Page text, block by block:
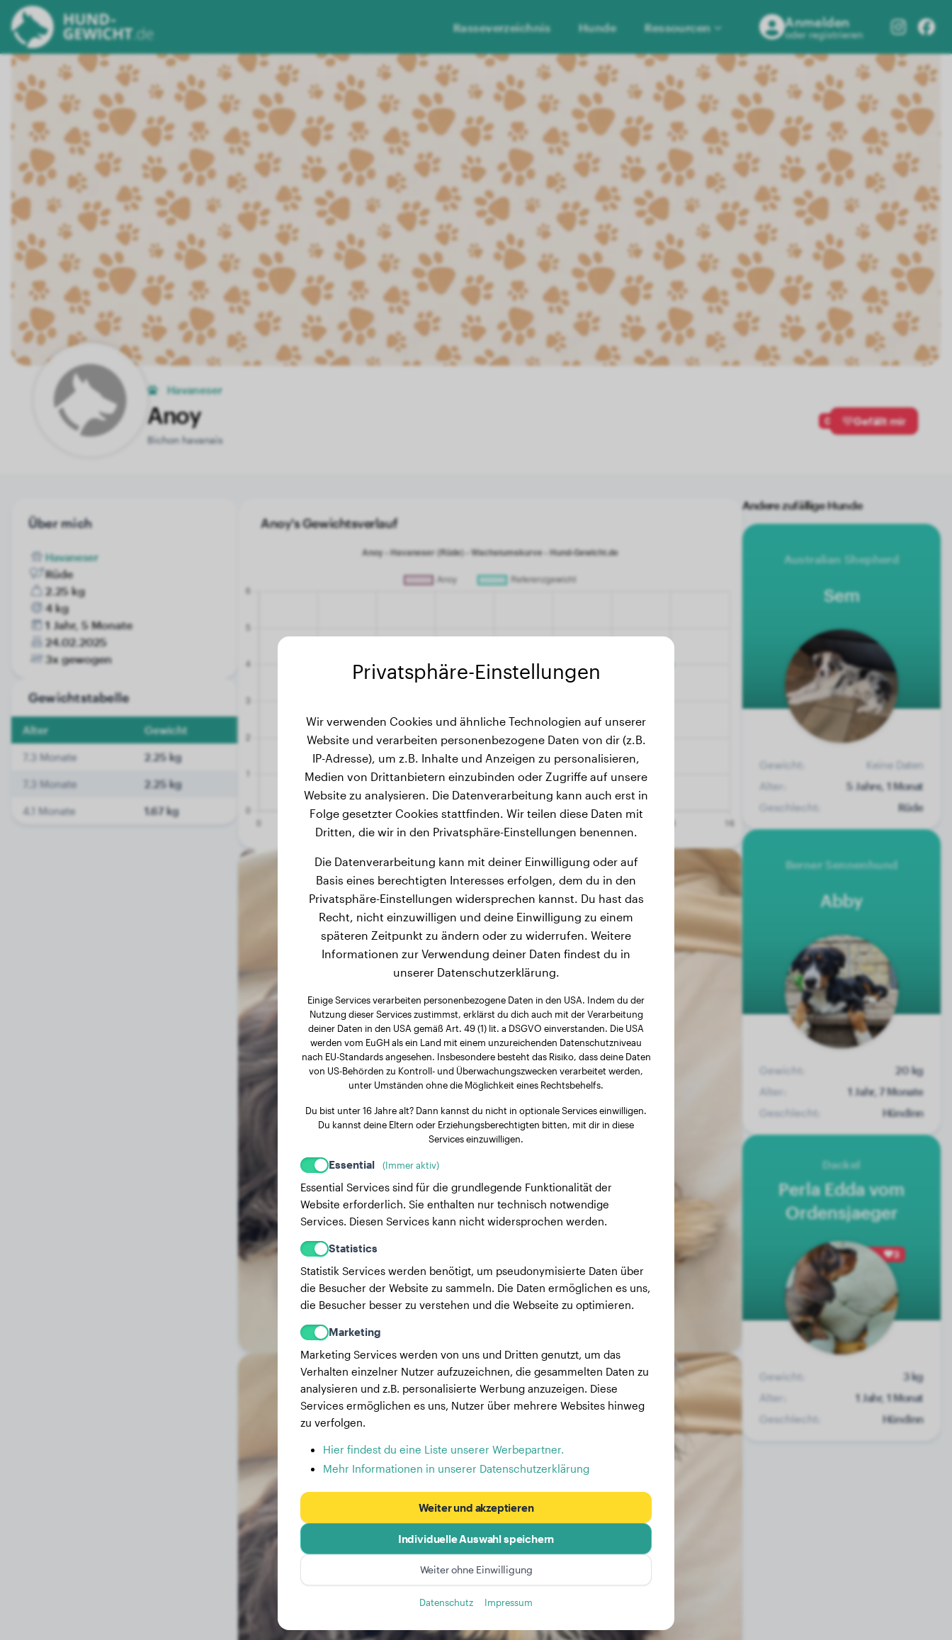
Rasseverzeichnis Hunde Ressourcen Anmelden
oder registrieren
Havaneser
Anoy
Bichon havanais
0 Gefällt mir
Über mich
Havaneser
Rüde
2.25 kg
4 kg
1 Jahr, 5 Monate
24.02.2025
3x gewogen
Gewichtstabelle
Alter Gewicht
7.3 Monate 2.25 kg
7.3 Monate 2.25 kg
4.1 Monate 1.67 kg
Anoy's Gewichtsverlauf
Andere zufällige Hunde
Australian Shepherd
Sem
Gewicht:
Keine Daten
Alter:
5 Jahre, 1 Monat
Geschlecht:
Rüde
Berner Sennenhund
Abby
Gewicht:
20 kg
Alter:
1 Jahr, 7 Monate
Geschlecht:
Hündinn
Dackel
Perla Edda vom
Ordensjaeger
3
Gewicht:
3 kg
Alter:
1 Jahr, 1 Monat
Geschlecht:
Hündinn
Privatsphäre-Einstellungen
Wir verwenden Cookies und ähnliche Technologien auf unserer
Website und verarbeiten personenbezogene Daten von dir (z.B.
IP-Adresse), um z.B. Inhalte und Anzeigen zu personalisieren,
Medien von Drittanbietern einzubinden oder Zugriffe auf unsere
Website zu analysieren. Die Datenverarbeitung kann auch erst in
Folge gesetzter Cookies stattfinden. Wir teilen diese Daten mit
Dritten, die wir in den Privatsphäre-Einstellungen benennen.
Die Datenverarbeitung kann mit deiner Einwilligung oder auf
Basis eines berechtigten Interesses erfolgen, dem du in den
Privatsphäre-Einstellungen widersprechen kannst. Du hast das
Recht, nicht einzuwilligen und deine Einwilligung zu einem
späteren Zeitpunkt zu ändern oder zu widerrufen. Weitere
Informationen zur Verwendung deiner Daten findest du in
unserer Datenschutzerklärung.
Einige Services verarbeiten personenbezogene Daten in den USA. Indem du der
Nutzung dieser Services zustimmst, erklärst du dich auch mit der Verarbeitung
deiner Daten in den USA gemäß Art. 49 (1) lit. a DSGVO einverstanden. Die USA
werden vom EuGH als ein Land mit einem unzureichenden Datenschutzniveau
nach EU-Standards angesehen. Insbesondere besteht das Risiko, dass deine Daten
von US-Behörden zu Kontroll- und Überwachungszwecken verarbeitet werden,
unter Umständen ohne die Möglichkeit eines Rechtsbehelfs.
Du bist unter 16 Jahre alt? Dann kannst du nicht in optionale Services einwilligen.
Du kannst deine Eltern oder Erziehungsberechtigten bitten, mit dir in diese
Services einzuwilligen.
Essential (Immer aktiv)
Essential Services sind für die grundlegende Funktionalität der
Website erforderlich. Sie enthalten nur technisch notwendige
Services. Diesen Services kann nicht widersprochen werden.
Statistics
Statistik Services werden benötigt, um pseudonymisierte Daten über
die Besucher der Website zu sammeln. Die Daten ermöglichen es uns,
die Besucher besser zu verstehen und die Webseite zu optimieren.
Marketing
Marketing Services werden von uns und Dritten genutzt, um das
Verhalten einzelner Nutzer aufzuzeichnen, die gesammelten Daten zu
analysieren und z.B. personalisierte Werbung anzuzeigen. Diese
Services ermöglichen es uns, Nutzer über mehrere Websites hinweg
zu verfolgen.
Hier findest du eine Liste unserer Werbepartner.
Mehr Informationen in unserer Datenschutzerklärung
Weiter und akzeptieren
Individuelle Auswahl speichern
Weiter ohne Einwilligung
Datenschutz Impressum